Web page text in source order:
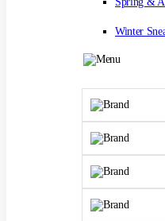
Winter